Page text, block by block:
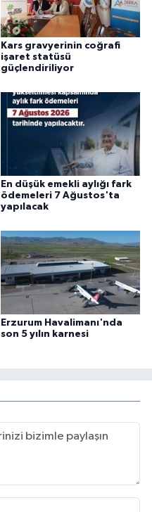
Kars gravyerinin coğrafi
işaret statüsü
güçlendiriliyor
En düşük emekli aylığı fark
ödemeleri 7 Ağustos'ta
yapılacak
Erzurum Havalimanı'nda
son 5 yılın karnesi